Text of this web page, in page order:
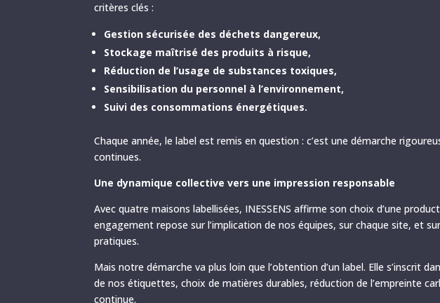
critères clés :
Gestion sécurisée des déchets dangereux,
Stockage maîtrisé des produits à risque,
Réduction de l’usage de substances toxiques,
Sensibilisation du personnel à l’environnement,
Suivi des consommations énergétiques.
Chaque année, le label est remis en question : c’est une démarche
continues.
Une dynamique collective vers une impression responsable
Avec quatre maisons labellisées, INESSENS affirme son choix d’une
engagement repose sur l’implication de nos équipes, sur chaque site, et
pratiques.
Mais notre démarche va plus loin que l’obtention d’un label. Elle s’inscrit
de nos étiquettes, choix de matières durables, réduction de l’empreinte
continue.